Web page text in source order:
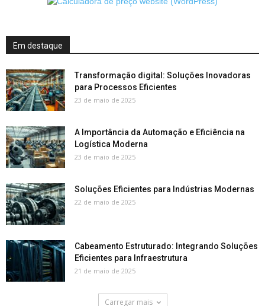
Em destaque
Transformação digital: Soluções Inovadoras
para Processos Eficientes
23 de maio de 2025
A Importância da Automação e Eficiência na
Logística Moderna
23 de maio de 2025
Soluções Eficientes para Indústrias Modernas
22 de maio de 2025
Cabeamento Estruturado: Integrando Soluções
Eficientes para Infraestrutura
21 de maio de 2025
Carregar mais